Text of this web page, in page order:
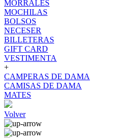
MORRALES
MOCHILAS
BOLSOS
NECESER
BILLETERAS
GIFT CARD
VESTIMENTA
+
CAMPERAS DE DAMA
CAMISAS DE DAMA
MATES
Volver